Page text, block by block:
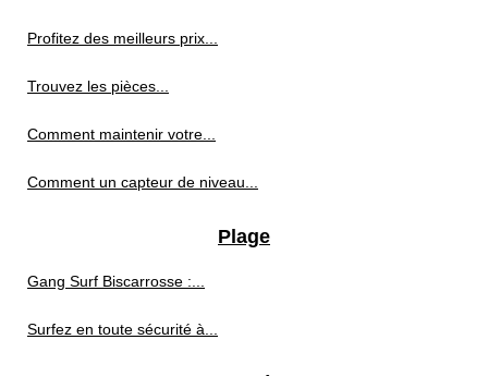
Profitez des meilleurs prix...
Trouvez les pièces...
Comment maintenir votre...
Comment un capteur de niveau...
Plage
Gang Surf Biscarrosse :...
Surfez en toute sécurité à...